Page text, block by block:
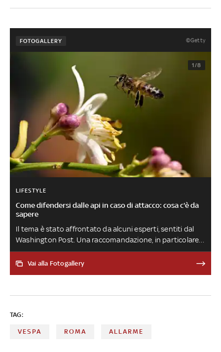
FOTOGALLERY ©Getty
1/8
LIFESTYLE
Come difendersi dalle api in caso di attacco: cosa c'è da
sapere
Il tema è stato affrontato da alcuni esperti, sentiti dal
Washington Post. Una raccomandazione, in particolare,
è d’obbligo: mai perdere il controllo. Gli esperti infatti
suggeriscono di “mantenere la calma e le distanze” dagli
Vai alla Fotogallery
TAG:
VESPA ROMA ALLARME